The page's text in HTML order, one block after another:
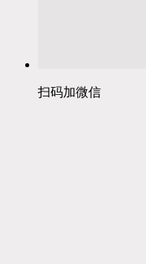
扫码加微信